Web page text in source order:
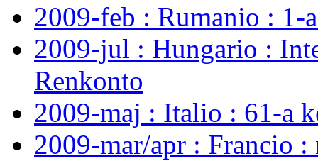
2009-feb : Rumanio : 1-
2009-jul : Hungario :
Renkonto
2009-maj : Italio : 61-a
2009-mar/apr : Francio :